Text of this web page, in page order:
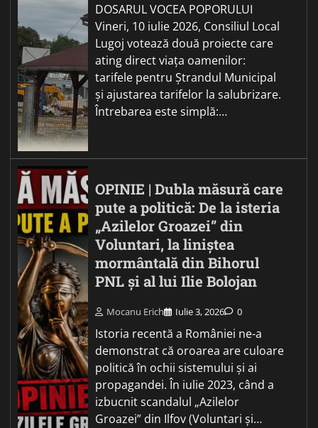
DOSARUL VOCEA POPORULUI
Vineri, 10 iulie 2026, Consiliul Local
Lugoj votează două proiecte care
ating direct viața oamenilor:
tarifele pentru Ștrandul Municipal
și ajustarea tarifelor la salubrizare.
Întrebarea este simplă:…
OPINIE | Dubla măsură care
pute a politică: De la isteria
„Azilelor Groazei” din
Voluntari, la liniștea
mormântală din Bihorul
PNL și al lui Ilie Bolojan
Mocanu Erich Iulie 3, 2026 0
Istoria recentă a României ne-a
demonstrat că oroarea are culoare
politică în ochii sistemului și ai
propagandei. În iulie 2023, când a
izbucnit scandalul „Azilelor
Groazei” din Ilfov (Voluntari și…